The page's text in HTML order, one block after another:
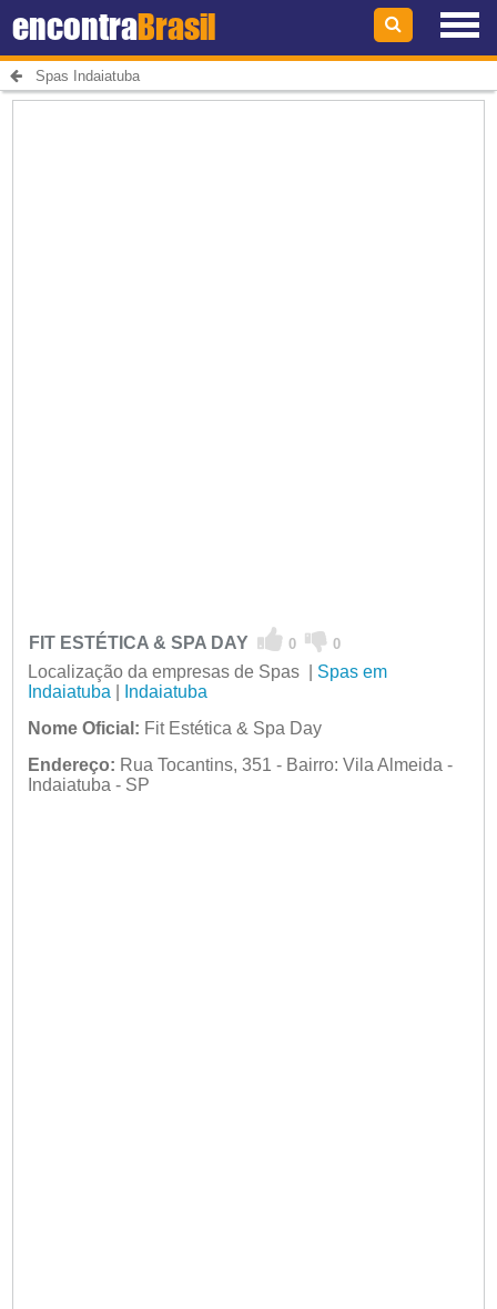
encontraBrasil
Spas Indaiatuba
FIT ESTÉTICA & SPA DAY 0 0
Localização da empresas de Spas | Spas em
Indaiatuba
Indaiatuba
Nome Oficial: Fit Estética & Spa Day
Endereço: Rua Tocantins, 351 - Bairro: Vila Almeida -
Indaiatuba - SP